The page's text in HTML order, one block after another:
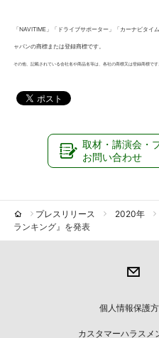
「NAVITIME」「ドライブサポーター」「カーナビタ
ャパンの商標または登録商標です。
その他、記載されている会社名や商品名等は、各社の商標又は登録商標です
取材・講演会・
お問い合わせ
プレスリリース 2020年
ランキング』を発表
個人情報保護
カスタマーハラスメ